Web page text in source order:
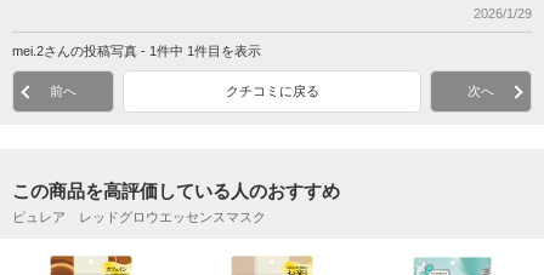
2026/1/29
mei.2さんの投稿写真 - 1件中 1件目を表示
前へ クチコミに戻る 次へ
この商品を高評価している人のおすすめ
ピュレア レッドグロウエッセンスマスク